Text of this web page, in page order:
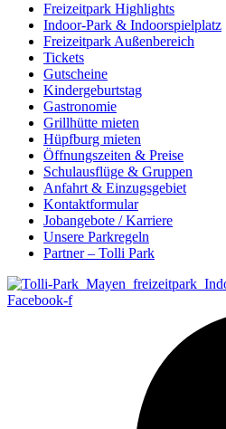
Freizeitpark Highlights
Indoor-Park & Indoorspielplatz
Freizeitpark Außenbereich
Tickets
Gutscheine
Kindergeburtstag
Gastronomie
Grillhütte mieten
Hüpfburg mieten
Öffnungszeiten & Preise
Schulausflüge & Gruppen
Anfahrt & Einzugsgebiet
Kontaktformular
Jobangebote / Karriere
Unsere Parkregeln
Partner – Tolli Park
Facebook-f